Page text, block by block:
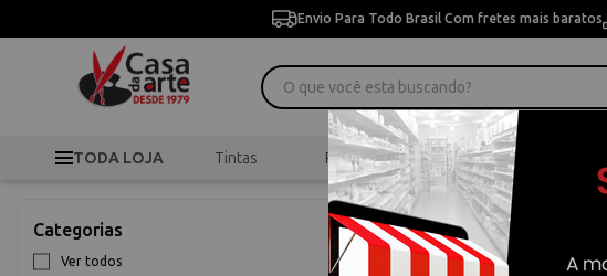
Envio Para Todo Brasil Com fretes mais baratos
TODA LOJA Tintas Pincéis Desenho
Categorias
Ver todos
Início > Tinta Caligrafia
Tinta Caligrafia